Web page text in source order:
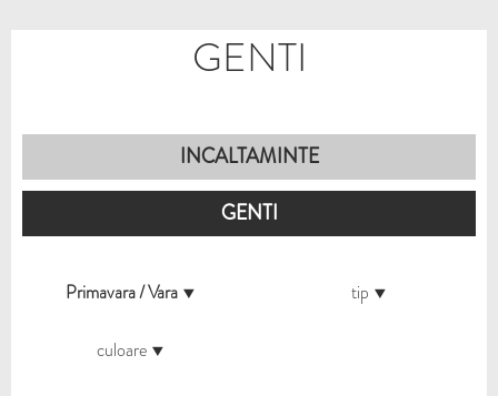
GENTI
INCALTAMINTE
GENTI
Primavara / Vara tip
culoare